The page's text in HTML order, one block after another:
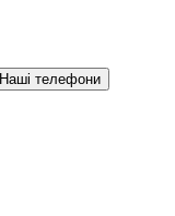
Наші телефони